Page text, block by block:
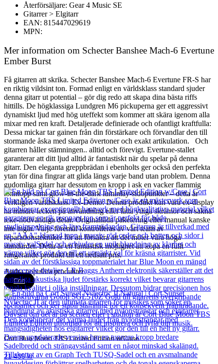
Återförsäljare: Gear 4 Music SE
Gitarrer > Elgitarr
EAN: 815447029619
MPN:
Mer information om Schecter Banshee Mach-6 Evertune
Ember Burst
Få gitarren att skrika. Schecter Banshee Mach-6 Evertune FR-S har
en riktig vildsint ton. Formad enligt en världsklass standard sjuder
denna gitarr ut potential – gör dig redo att skapa dina bästa riffs
hittills. De högklassiga Lundgren M6 pickuperna ger ett aggressivt
dynamiskt ljud med hög uteffekt som kommer att skära igenom alla
mixar med ren kraft. Detaljerade definierade och ofantligt kraftfulla:
Dessa mickar tar gainen från din förstärkare och förvandlar den till
stormande åska med skarpa övertoner och exakt artikulation. Och
gitarren håller stämningen.. alltid och förevigt. Evertune-stallet
garanterar att ditt ljud alltid är fantastiskt när du spelar på denna
gitarr. Den eleganta greppbrädan i ebenholts ger också den perfekta
ytan för dina fingrar att glida längs varje band utan problem. Denna
gudomliga gitarr har dessutom en kropp i ask en vacker flammig
lönntopp samt glow-in-the-dark luminlay-sidopunkter – detta är
verkligen världsklass. Ex-Demo: Denna produkt kan vara ex-display
ha mindre tecken på användning eller lätta ytliga skråmor och sakna
icke-nödvändiga delar. Originallåda paketering eller manual kanske
inte ingår. Varje föremål kontrolleras av vårt team av
reparationstekniker för att försäkra att det möter våra höga
standarder. Detta är en fantastisk möjlighet att köpa en fullt
fungerande produkt till ett nedsatt pris.
Andra populära produkter
Cort
Cort Blue Moon TBS Limited Edition w/Case
21 435kr